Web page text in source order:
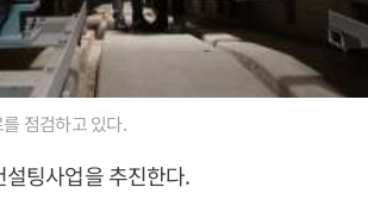
점검하고 있다.
팅사업을 추진한다.